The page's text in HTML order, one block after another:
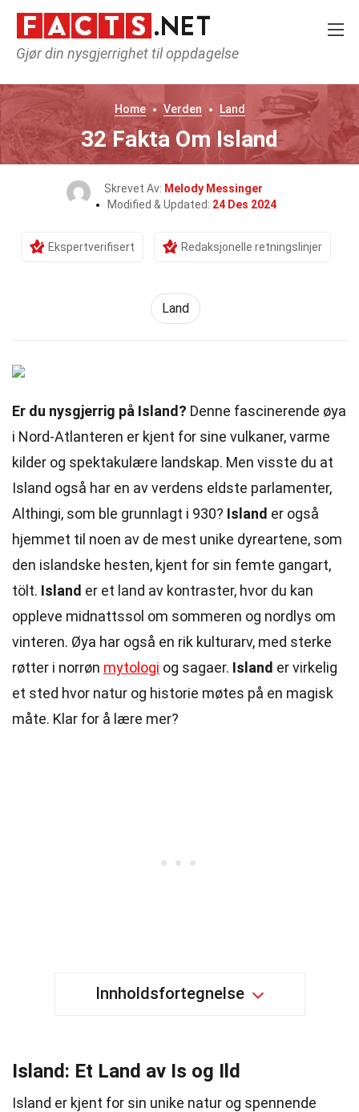
Gjør din nysgjerrighet til oppdagelse
Home Verden Land
32 Fakta Om Island
Skrevet Av: Melody Messinger
Modified & Updated: 24 Des 2024
Ekspertverifisert Redaksjonelle retningslinjer
Land
Er du nysgjerrig på Island? Denne fascinerende øya
i Nord-Atlanteren er kjent for sine vulkaner, varme
kilder og spektakulære landskap. Men visste du at
Island også har en av verdens eldste parlamenter,
Althingi, som ble grunnlagt i 930? Island er også
hjemmet til noen av de mest unike dyreartene, som
den islandske hesten, kjent for sin femte gangart,
tölt. Island er et land av kontraster, hvor du kan
oppleve midnattssol om sommeren og nordlys om
vinteren. Øya har også en rik kulturarv, med sterke
røtter i norrøn mytologi og sagaer. Island er virkelig
et sted hvor natur og historie møtes på en magisk
måte. Klar for å lære mer?
Innholdsfortegnelse
Island: Et Land av Is og Ild
Island er kjent for sin unike natur og spennende